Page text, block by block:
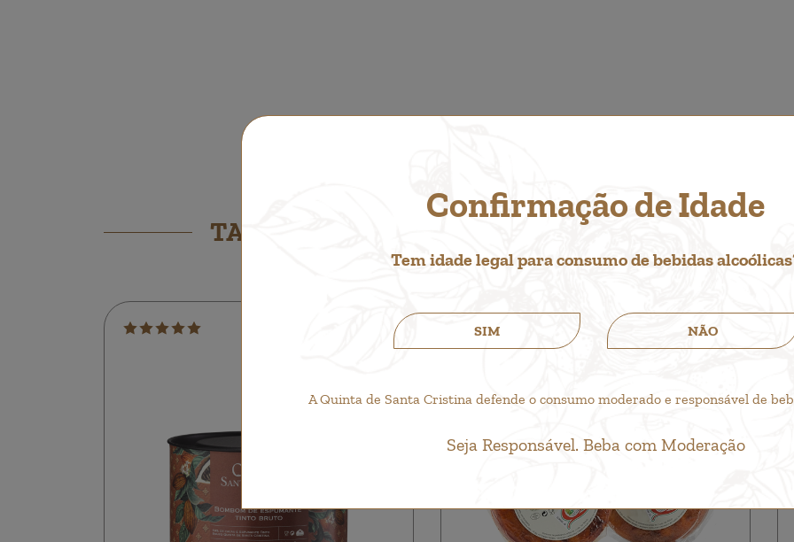
Confirmação de Idade
Tem idade legal para consumo de bebidas
SIM NÃO
A Quinta de Santa Cristina defende o consumo moderado e responsável de
Seja Responsável. Beba com Moderação
TAMBIÉN PODRÍA GUSTARTE...